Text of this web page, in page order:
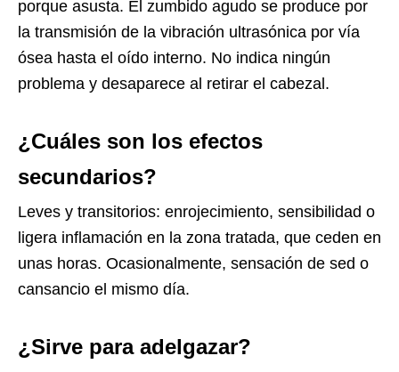
porque asusta. El zumbido agudo se produce por
la transmisión de la vibración ultrasónica por vía
ósea hasta el oído interno. No indica ningún
problema y desaparece al retirar el cabezal.
¿Cuáles son los efectos
secundarios?
Leves y transitorios: enrojecimiento, sensibilidad o
ligera inflamación en la zona tratada, que ceden en
unas horas. Ocasionalmente, sensación de sed o
cansancio el mismo día.
¿Sirve para adelgazar?